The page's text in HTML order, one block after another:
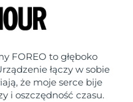
FOREO to głęboko
łączy w sobie
że moje serce bije
i oszczędność czasu.